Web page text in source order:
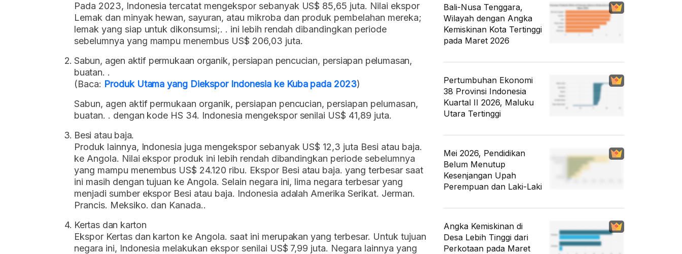
Pada 2023, Indonesia tercatat mengekspor sebanyak US$ 85,65 juta. Nilai ekspor
Lemak dan minyak hewan, sayuran, atau mikroba dan produk pembelahan mereka;
lemak yang siap untuk dikonsumsi;. . ini lebih rendah dibandingkan periode
sebelumnya yang mampu menembus US$ 206,03 juta.
Sabun, agen aktif permukaan organik, persiapan pencucian, persiapan pelumasan,
buatan. .
(Baca: Produk Utama yang Diekspor Indonesia ke Kuba pada 2023)
Sabun, agen aktif permukaan organik, persiapan pencucian, persiapan pelumasan,
buatan. . dengan kode HS 34. Indonesia mengekspor senilai US$ 41,89 juta.
Besi atau baja.
Produk lainnya, Indonesia juga mengekspor sebanyak US$ 12,3 juta Besi atau baja.
ke Angola. Nilai ekspor produk ini lebih rendah dibandingkan periode sebelumnya
yang mampu menembus US$ 24.120 ribu. Ekspor Besi atau baja. yang terbesar saat
ini masih dengan tujuan ke Angola. Selain negara ini, lima negara terbesar yang
menjadi sumber ekspor Besi atau baja. Indonesia adalah Amerika Serikat. Jerman.
Prancis. Meksiko. dan Kanada..
Kertas dan karton
Ekspor Kertas dan karton ke Angola. saat ini merupakan yang terbesar. Untuk tujuan
negara ini, Indonesia melakukan ekspor senilai US$ 7,99 juta. Negara lainnya yang
Bali-Nusa Tenggara,
Wilayah dengan Angka
Kemiskinan Kota Tertinggi
pada Maret 2026
Pertumbuhan Ekonomi
38 Provinsi Indonesia
Kuartal II 2026, Maluku
Utara Tertinggi
Mei 2026, Pendidikan
Belum Menutup
Kesenjangan Upah
Perempuan dan Laki-Laki
Angka Kemiskinan di
Desa Lebih Tinggi dari
Perkotaan pada Maret